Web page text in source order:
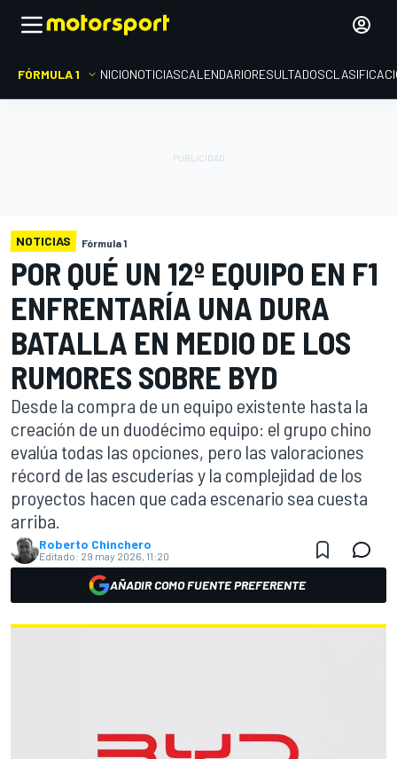
FÓRMULA 1 INICIONOTICIASCALENDARIORESULTADOS
NOTICIAS Fórmula 1
POR QUÉ UN 12º EQUIPO EN F1
ENFRENTARÍA UNA DURA
BATALLA EN MEDIO DE LOS
RUMORES SOBRE BYD
Desde la compra de un equipo existente hasta la
creación de un duodécimo equipo: el grupo chino
evalúa todas las opciones, pero las valoraciones
récord de las escuderías y la complejidad de los
proyectos hacen que cada escenario sea cuesta
arriba.
Roberto Chinchero
Editado: 29 may 2026, 11:20
AÑADIR COMO FUENTE PREFERENTE